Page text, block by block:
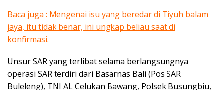
Baca juga : Mengenai isu yang beredar di Tiyuh balam
jaya, itu tidak benar, ini ungkap beliau saat di
konfirmasi.
Unsur SAR yang terlibat selama berlangsungnya
operasi SAR terdiri dari Basarnas Bali (Pos SAR
Buleleng), TNI AL Celukan Bawang, Polsek Busungbiu,